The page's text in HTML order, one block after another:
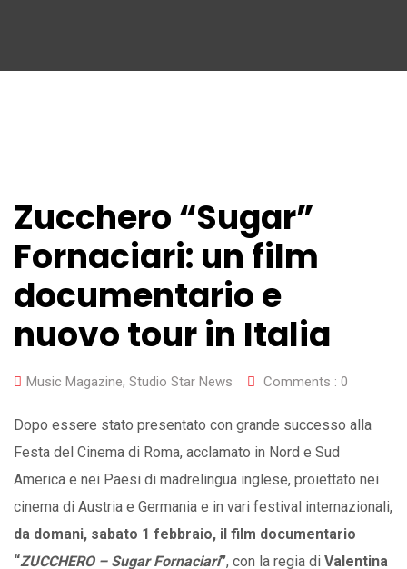
Zucchero “Sugar”
Fornaciari: un film
documentario e
nuovo tour in Italia
Music Magazine, Studio Star News Comments : 0
Dopo essere stato presentato con grande successo alla
Festa del Cinema di Roma, acclamato in Nord e Sud
America e nei Paesi di madrelingua inglese, proiettato nei
cinema di Austria e Germania e in vari festival internazionali,
da domani, sabato 1 febbraio, il film documentario
“ZUCCHERO – Sugar Fornaciari”, con la regia di Valentina